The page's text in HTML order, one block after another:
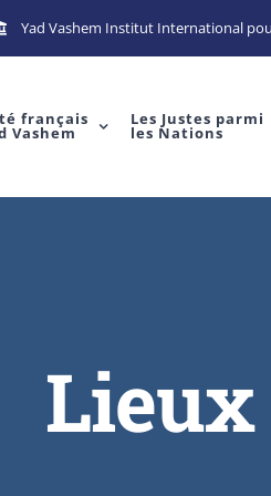
Yad Vashem Institut International
français
Vashem
Les Justes parmi
les Nations
Lieux